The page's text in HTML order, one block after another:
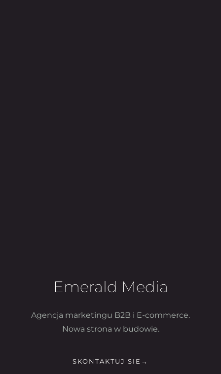
Emerald Media
Agencja marketingu B2B i E-commerce.
Nowa strona w budowie.
SKONTAKTUJ SIE